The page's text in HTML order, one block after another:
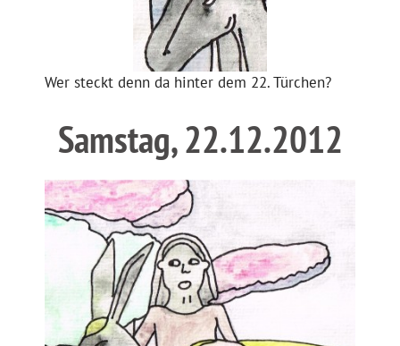
Wer steckt denn da hinter dem 22. Türchen?
Samstag, 22.12.2012